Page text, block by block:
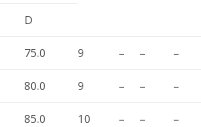
D
75.0 9 – – –
80.0 9 – – –
85.0 10 – – –